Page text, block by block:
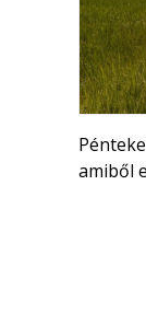
amiből